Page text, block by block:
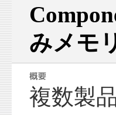
みメモ
複数製